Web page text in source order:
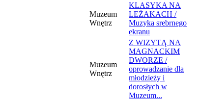
Muzeum
Wnętrz
KLASYKA NA
LEŻAKACH /
Muzyka srebrnego
ekranu
Muzeum
Wnętrz
Z WIZYTĄ NA
MAGNACKIM
DWORZE /
oprowadzanie dla
młodzieży i
dorosłych w
Muzeum...